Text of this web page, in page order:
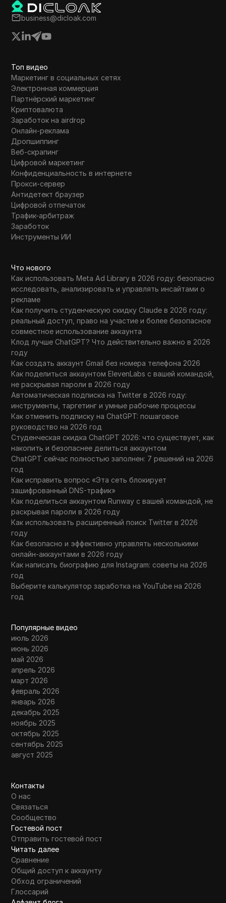
business@dicloak.com
Топ видео
Маркетинг в социальных сетях
Электронная коммерция
Партнёрский маркетинг
Криптовалюта
Заработок на airdrop
Онлайн-реклама
Дропшиппинг
Веб-скрапинг
Цифровой маркетинг
Конфиденциальность в интернете
Прокси-сервер
Антидетект браузер
Цифровой отпечаток
Трафик-арбитраж
Заработок
Инструменты ИИ
Что нового
Как использовать Meta Ad Library в 2026 году: безопасно
исследовать, анализировать и управлять инсайтами о
рекламе
Как получить студенческую скидку Claude в 2026 году:
реальный доступ, право на участие и более безопасное
совместное использование аккаунта
Клод лучше ChatGPT? Что действительно важно в 2026
году
Как создать аккаунт Gmail без номера телефона 2026
Как поделиться аккаунтом ElevenLabs с вашей командой,
не раскрывая пароли в 2026 году
Автоматическая подписка на Twitter в 2026 году:
инструменты, таргетинг и умные рабочие процессы
Как отменить подписку на ChatGPT: пошаговое
руководство на 2026 год
Студенческая скидка ChatGPT 2026: что существует, как
накопить и безопаснее делиться аккаунтом
ChatGPT сейчас полностью заполнен: 7 решений на 2026
год
Как исправить вопрос «Эта сеть блокирует
зашифрованный DNS-трафик»
Как поделиться аккаунтом Runway с вашей командой, не
раскрывая пароли в 2026 году
Как использовать расширенный поиск Twitter в 2026
году
Как безопасно и эффективно управлять несколькими
онлайн-аккаунтами в 2026 году
Как написать биографию для Instagram: советы на 2026
год
Выберите калькулятор заработка на YouTube на 2026
год
Популярные видео
июль 2026
июнь 2026
май 2026
апрель 2026
март 2026
февраль 2026
январь 2026
декабрь 2025
ноябрь 2025
октябрь 2025
сентябрь 2025
август 2025
Контакты
О нас
Связаться
Сообщество
Гостевой пост
Отправить гостевой пост
Читать далее
Сравнение
Общий доступ к аккаунту
Обход ограничений
Глоссарий